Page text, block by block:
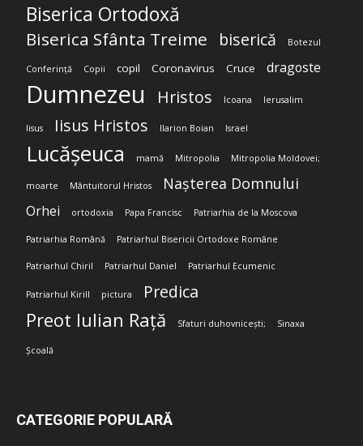
Biserica Ortodoxă
Biserica Sfânta Treime biserică Botezul
Conferință Copii copil Coronavirus Cruce dragoste
Dumnezeu Hristos Icoana Ierusalim
Iisus Iisus Hristos Ilarion Boian Israel
Lucășeuca mamă Mitropolia Mitropolia Moldovei;
moarte Mântuitorul Hristos Nașterea Domnului
Orhei ortodoxia Papa Francisc Patriarhia de la Moscova
Patriarhia Română Patriarhul Bisericii Ortodoxe Române
Patriarhul Chiril Patriarhul Daniel Patriarhul Ecumenic
Patriarhul Kirill pictura Predica
Preot Iulian Rață Sfaturi duhovnicești; Sinaxa
Școală
CATEGORIE POPULARĂ